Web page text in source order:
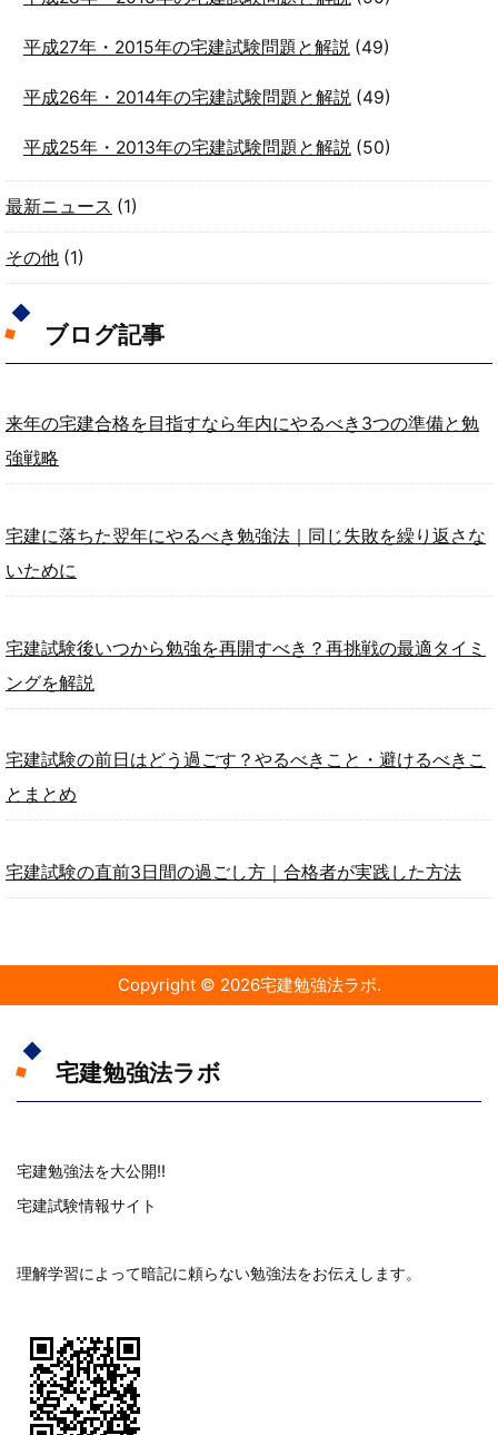
平成27年・2015年の宅建試験問題と解説(49)
平成26年・2014年の宅建試験問題と解説(49)
平成25年・2013年の宅建試験問題と解説(50)
最新ニュース (1)
その他 (1)
ブログ記事
来年の宅建合格を目指すなら年内にやるべき3つの準備と勉
強戦略
宅建に落ちた翌年にやるべき勉強法｜同じ失敗を繰り返さな
いために
宅建試験後いつから勉強を再開すべき？再挑戦の最適タイミ
ングを解説
宅建試験の前日はどう過ごす？やるべきこと・避けるべきこ
とまとめ
宅建試験の直前3日間の過ごし方｜合格者が実践した方法
Copyright © 2026宅建勉強法ラボ.
宅建勉強法ラボ
宅建勉強法を大公開!!
宅建試験情報サイト
理解学習によって暗記に頼らない勉強法をお伝えします。